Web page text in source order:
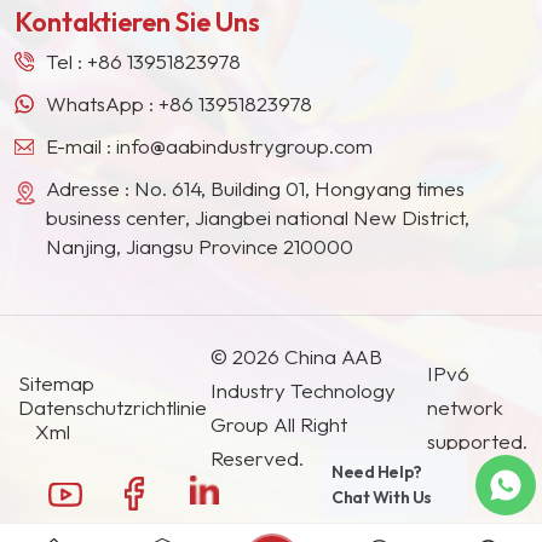
Südostasien, Japan, Südkorea und anderen
Ländern und Regionen geworden.
Kontaktieren Sie Uns
Tel : +86 13951823978
WhatsApp : +86 13951823978
E-mail : info@aabindustrygroup.com
Adresse : No. 614, Building 01, Hongyang times
business center, Jiangbei national New District,
Nanjing, Jiangsu Province 210000
Sitemap
Datenschutzrichtlinie
Xml
© 2026 China AAB
Industry Technology
Group All Right
Reserved.
IPv6
network
supported.
Need Help?
Chat With Us